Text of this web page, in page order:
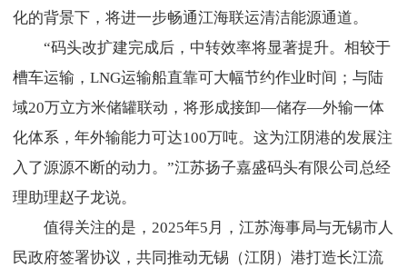
化的背景下，将进一步畅通江海联运清洁能源通道。
“码头改扩建完成后，中转效率将显著提升。相较于
槽车运输，LNG运输船直靠可大幅节约作业时间；与陆
域20万立方米储罐联动，将形成接卸—储存—外输一体
化体系，年外输能力可达100万吨。这为江阴港的发展注
入了源源不断的动力。”江苏扬子嘉盛码头有限公司总经
理助理赵子龙说。
值得关注的是，2025年5月，江苏海事局与无锡市人
民政府签署协议，共同推动无锡（江阴）港打造长江流